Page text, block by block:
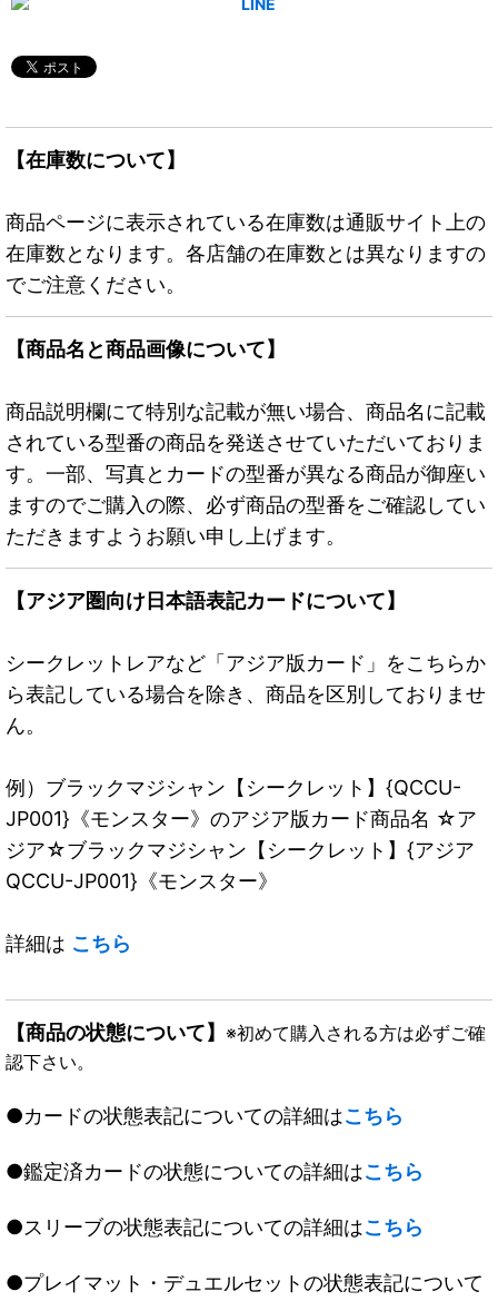
【在庫数について】
商品ページに表示されている在庫数は通販サイト上の
在庫数となります。各店舗の在庫数とは異なりますの
でご注意ください。
【商品名と商品画像について】
商品説明欄にて特別な記載が無い場合、商品名に記載
されている型番の商品を発送させていただいておりま
す。一部、写真とカードの型番が異なる商品が御座い
ますのでご購入の際、必ず商品の型番をご確認してい
ただきますようお願い申し上げます。
【アジア圏向け日本語表記カードについて】
シークレットレアなど「アジア版カード」をこちらか
ら表記している場合を除き、商品を区別しておりませ
ん。
例）ブラックマジシャン【シークレット】{QCCU-
JP001}《モンスター》のアジア版カード商品名 ☆ア
ジア☆ブラックマジシャン【シークレット】{アジア
QCCU-JP001}《モンスター》
詳細は こちら
【商品の状態について】 ※初めて購入される方は必ずご確
認下さい。
●カードの状態表記についての詳細はこちら
●鑑定済カードの状態についての詳細はこちら
●スリーブの状態表記についての詳細はこちら
●プレイマット・デュエルセットの状態表記について